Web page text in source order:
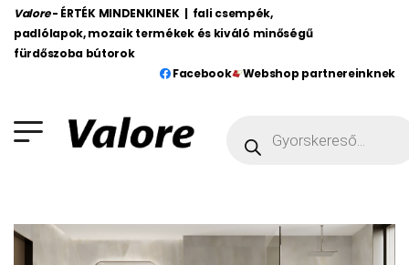
Valore - ÉRTÉK MINDENKINEK | fali csempék,
padlólapok, mozaik termékek és kiváló minőségű
fürdőszoba bútorok
Facebook
Webshop partnereinknek